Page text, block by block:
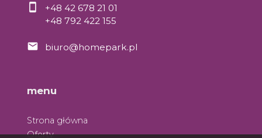
+48 42 678 21 01
+48 792 422 155
biuro@homepark.pl
menu
Strona główna
Oferty